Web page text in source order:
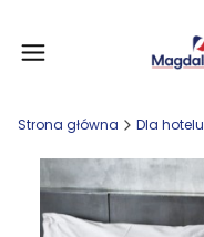
Strona główna Dla hotelu